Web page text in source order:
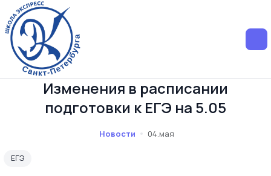
Изменения в расписании
подготовки к ЕГЭ на 5.05
Новости 04.мая
ЕГЭ